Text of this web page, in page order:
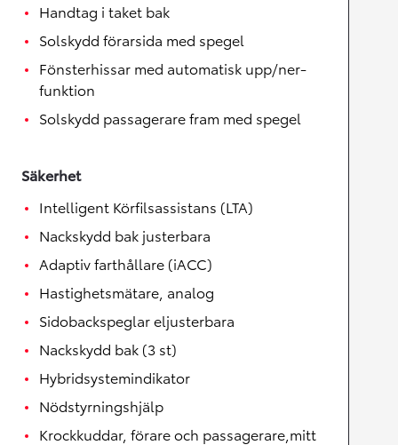
Handtag i taket bak
Solskydd förarsida med spegel
Fönsterhissar med automatisk upp/ner-
funktion
Solskydd passagerare fram med spegel
Säkerhet
Intelligent Körfilsassistans (LTA)
Nackskydd bak justerbara
Adaptiv farthållare (iACC)
Hastighetsmätare, analog
Sidobackspeglar eljusterbara
Nackskydd bak (3 st)
Hybridsystemindikator
Nödstyrningshjälp
Krockkuddar, förare och passagerare,mitt